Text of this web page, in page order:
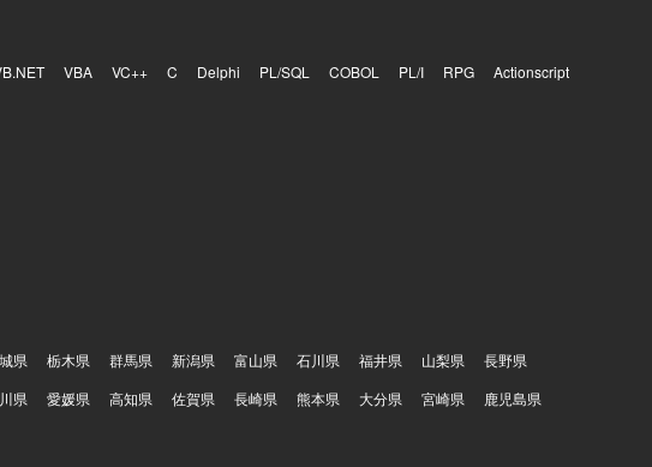
VBA VC++ C Delphi PL/SQL COBOL PL/I RPG
Actionscript
県 栃木県 群馬県 新潟県 富山県 石川県 福井県 山梨県
長野県
県 愛媛県 高知県 佐賀県 長崎県 熊本県 大分県 宮崎県
鹿児島県